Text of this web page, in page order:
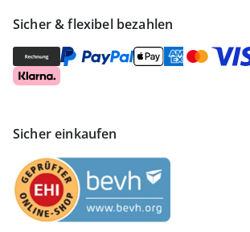
Sicher & flexibel bezahlen
Sicher einkaufen